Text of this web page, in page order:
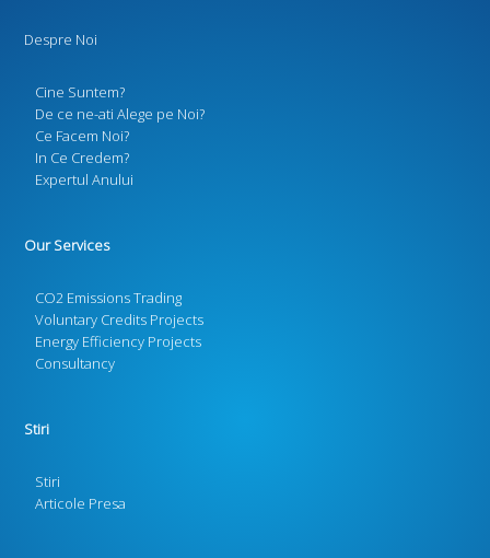
Despre Noi
Cine Suntem?
De ce ne-ati Alege pe Noi?
Ce Facem Noi?
In Ce Credem?
Expertul Anului
Our Services
CO2 Emissions Trading
Voluntary Credits Projects
Energy Efficiency Projects
Consultancy
Stiri
Stiri
Articole Presa